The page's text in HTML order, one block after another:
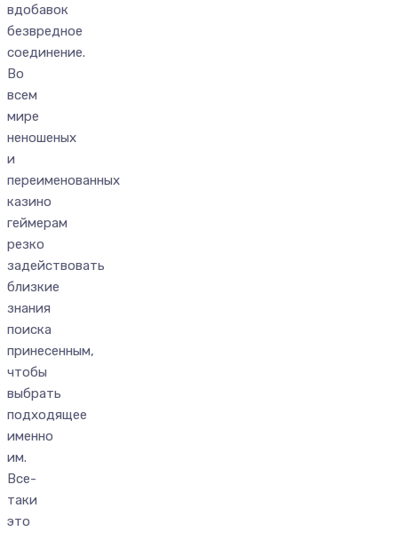
вдобавок
безвредное
соединение.
Во
всем
мире
неношеных
и
переименованных
казино
геймерам
резко
задействовать
близкие
знания
поиска
принесенным,
чтобы
выбрать
подходящее
именно
им.
Все-
таки
это